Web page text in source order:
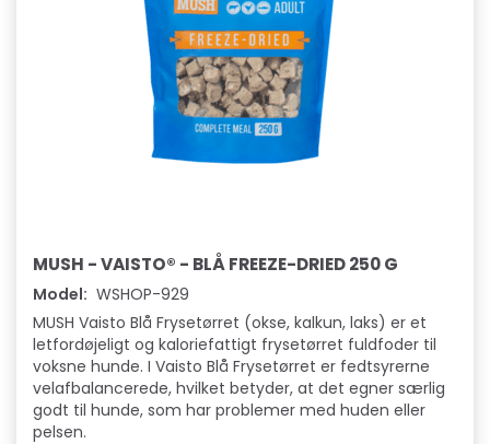
MUSH - VAISTO® - BLÅ FREEZE-DRIED 250 G
Model: WSHOP-929
MUSH Vaisto Blå Frysetørret (okse, kalkun, laks) er et
letfordøjeligt og kaloriefattigt frysetørret fuldfoder til
voksne hunde. I Vaisto Blå Frysetørret er fedtsyrerne
velafbalancerede, hvilket betyder, at det egner særlig
godt til hunde, som har problemer med huden eller
pelsen.